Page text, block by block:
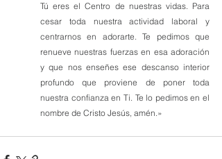
Tú eres el Centro de nuestras vidas. Para
cesar toda nuestra actividad laboral y
centrarnos en adorarte. Te pedimos que
renueve nuestras fuerzas en esa adoración
y que nos enseñes ese descanso interior
profundo que proviene de poner toda
nuestra confianza en Ti. Te lo pedimos en el
nombre de Cristo Jesús, amén.»